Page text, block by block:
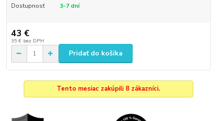
Dostupnosť 3-7 dní
43 €
35 € bez DPH
Pridať do košíka
Tento mesiac zakúpili 8 zákazníci.